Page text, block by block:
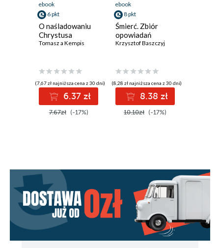
ebook
6 pkt
O naśladowaniu
Chrystusa
Tomasz a Kempis
(7,67 zł najniższa cena z 30 dni)
6.37 zł
7.67zł (-17%)
ebook
8 pkt
Śmierć. Zbiór
opowiadań
Krzysztof Baszczyj
(8,28 zł najniższa cena z 30 dni)
8.38 zł
10.10zł (-17%)